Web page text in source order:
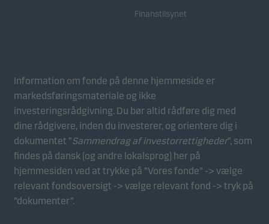
Finanstilsynet
Information om fonde på denne hjemmeside er
markedsføringsmateriale og ikke
investeringsrådgivning. Du bør altid rådføre dig med
dine rådgivere, inden du investerer, og orientere dig i
dokumentet ”Sammendrag af investorrettigheder”, som
findes på dansk (og andre lokalsprog) her på
hjemmesiden ved at trykke på ”Vores fonde” -> vælge
relevant fondsoversigt -> vælge relevant fond -> tryk på
”dokumenter”.